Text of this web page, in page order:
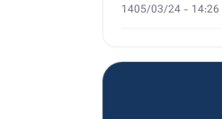
14:26 - 1405/03/24